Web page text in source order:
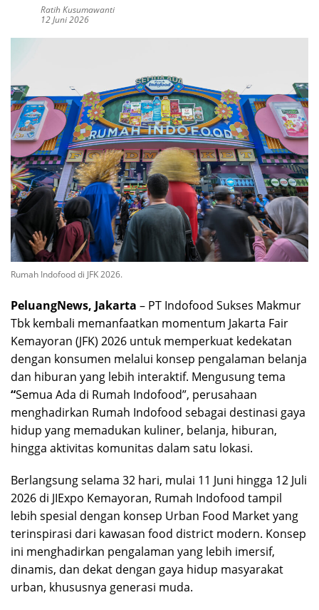
Ratih Kusumawanti
12 Juni 2026
Rumah Indofood di JFK 2026.
PeluangNews, Jakarta – PT Indofood Sukses Makmur
Tbk kembali memanfaatkan momentum Jakarta Fair
Kemayoran (JFK) 2026 untuk memperkuat kedekatan
dengan konsumen melalui konsep pengalaman belanja
dan hiburan yang lebih interaktif. Mengusung tema
“Semua Ada di Rumah Indofood”, perusahaan
menghadirkan Rumah Indofood sebagai destinasi gaya
hidup yang memadukan kuliner, belanja, hiburan,
hingga aktivitas komunitas dalam satu lokasi.
Berlangsung selama 32 hari, mulai 11 Juni hingga 12 Juli
2026 di JIExpo Kemayoran, Rumah Indofood tampil
lebih spesial dengan konsep Urban Food Market yang
terinspirasi dari kawasan food district modern. Konsep
ini menghadirkan pengalaman yang lebih imersif,
dinamis, dan dekat dengan gaya hidup masyarakat
urban, khususnya generasi muda.